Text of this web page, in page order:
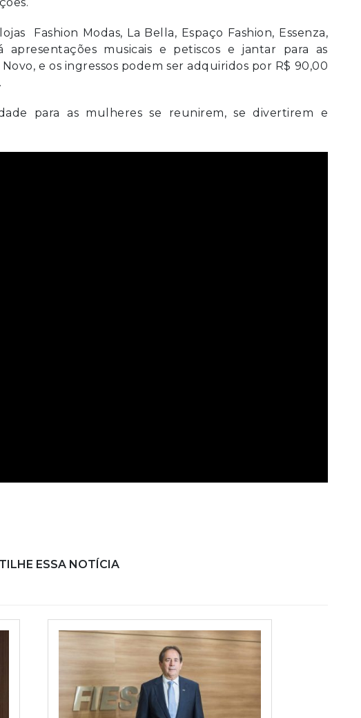
Fashion Modas, La Bella, Espaço Fashion, Essenza,
musicais e petiscos e jantar para as
e os ingressos podem ser adquiridos por R$ 90,00
para as mulheres se reunirem, se divertirem e
ESSA NOTÍCIA